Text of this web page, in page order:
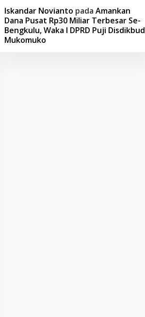
Iskandar Novianto pada Amankan
Dana Pusat Rp30 Miliar Terbesar Se-
Bengkulu, Waka I DPRD Puji Disdikbud
Mukomuko